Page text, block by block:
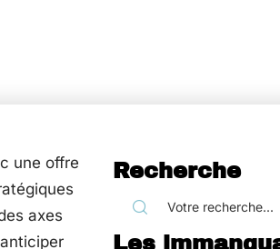
une offre
axes
Recherche
Les